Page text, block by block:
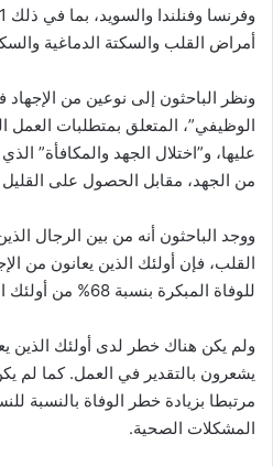
أمراض القلب والسكتة الدماغية
ونظر الباحثون إلى نوعين من الإجهاد
الوظيفي”، المتعلق بمتطلبات العمل
عليها، و”اختلال الجهد والمكافأة”
من الجهد، مقابل الحصول على
ووجد الباحثون أنه من بين الرجال
القلب، فإن أولئك الذين يعانون من
للوفاة المبكرة بنسبة 68% من أولئك الذين لم يكن لديهم هذا العامل.
ولم يكن هناك خطر لدى أولئك الذين
يشعرون بالتقدير في العمل. كما لم
مرتبطا بزيادة خطر الوفاة بالنسبة
المشكلات الصحية.